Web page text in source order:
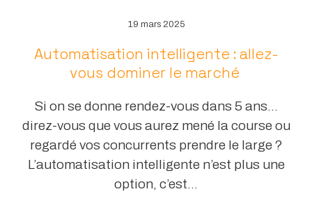
19 mars 2025
Automatisation intelligente : allez-
vous dominer le marché
Si on se donne rendez-vous dans 5 ans…
direz-vous que vous aurez mené la course ou
regardé vos concurrents prendre le large ?
L’automatisation intelligente n’est plus une
option, c’est...